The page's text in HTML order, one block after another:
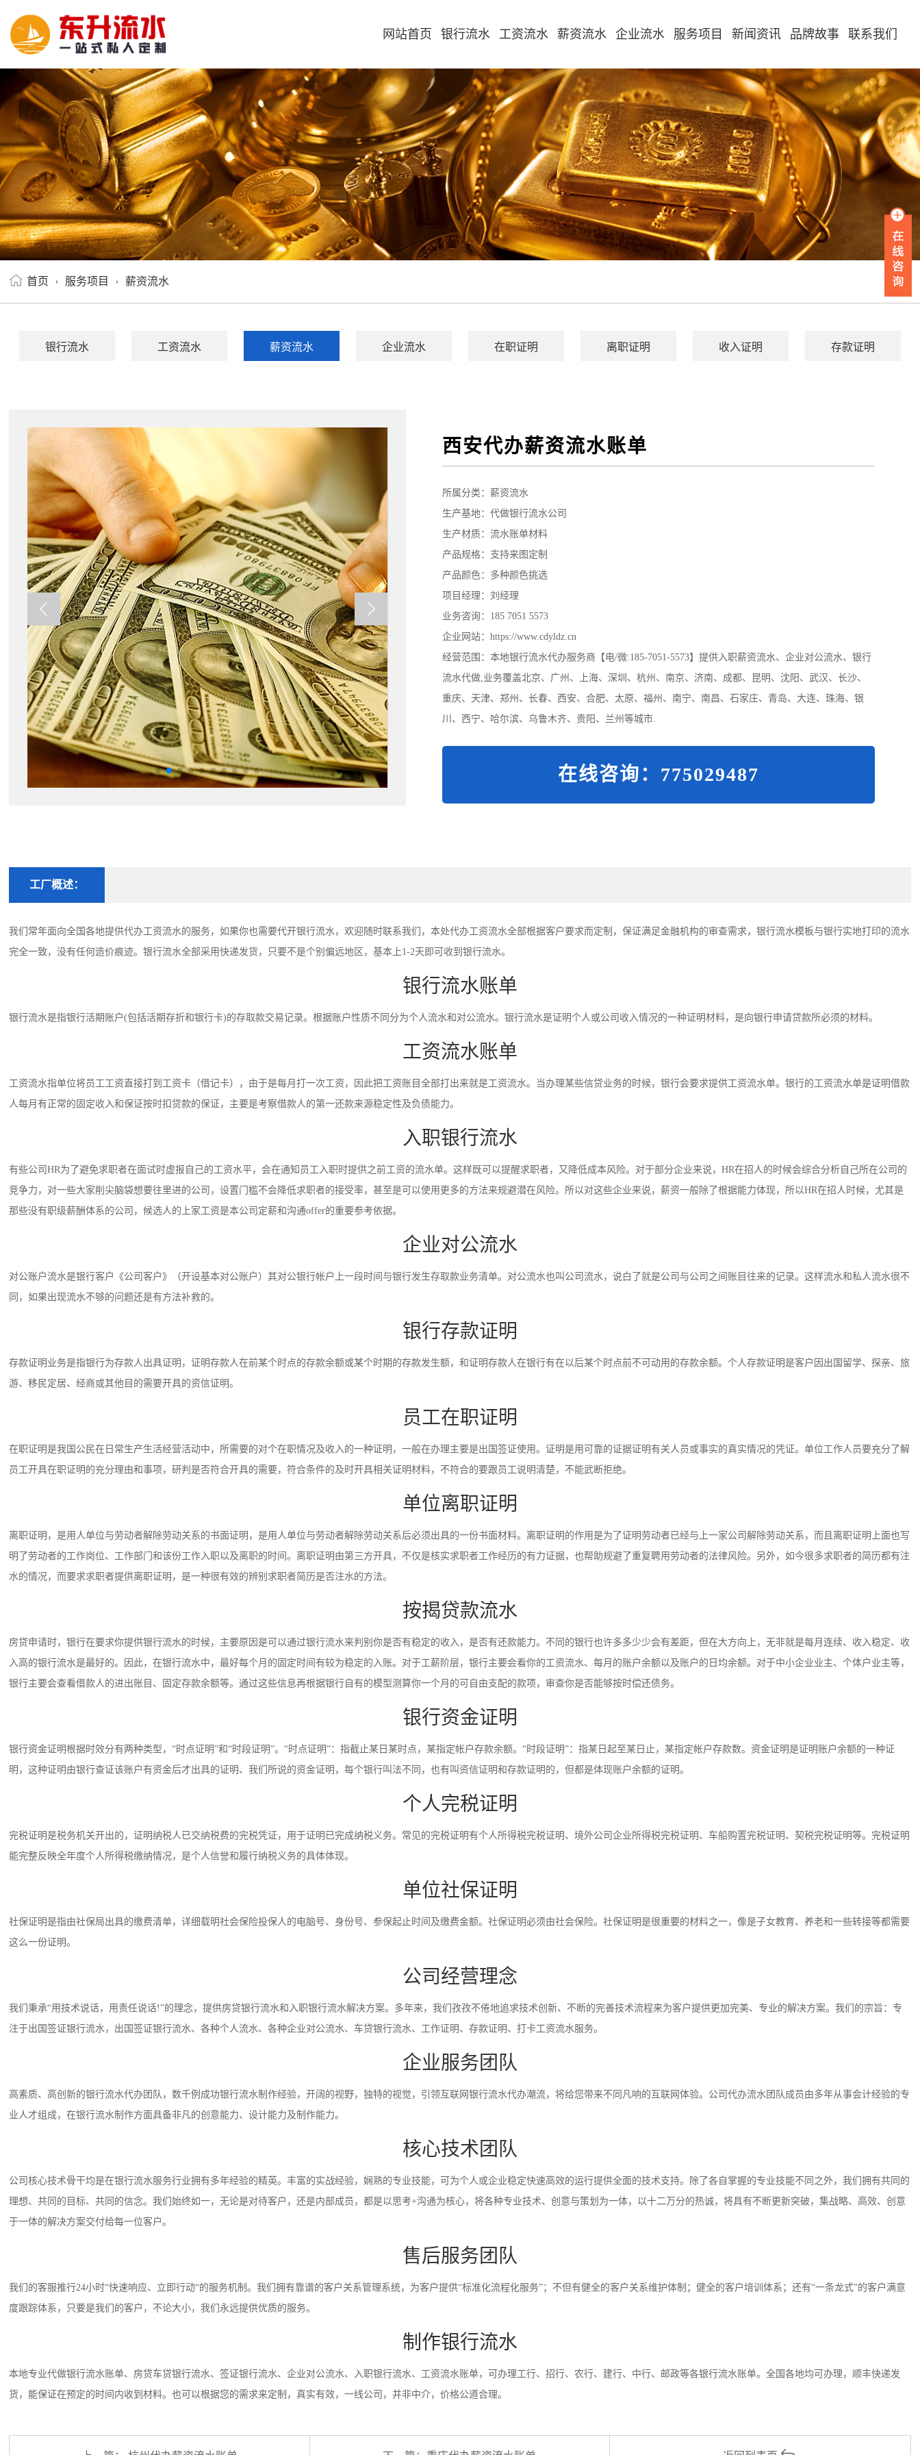
网站首页 银行流水 工资流水 薪资流水 企业流水 服务项目 新闻资讯 品牌故事 联系我们
首页 服务项目 薪资流水
银行流水 工资流水 薪资流水 企业流水 在职证明 离职证明 收入证明 存款证明
西安代办薪资流水账单
所属分类： 薪资流水
生产基地：代做银行流水公司
生产材质：流水账单材料
产品规格：支持来图定制
产品颜色：多种颜色挑选
项目经理：刘经理
业务咨询：185 7051 5573
企业网站：https://www.cdyldz.cn
经营范围：本地银行流水代办服务商【电/微:185-7051-5573】提供入职薪资流水、企业对公流水、银行
流水代做,业务覆盖北京、广州、上海、深圳、杭州、南京、济南、成都、昆明、沈阳、武汉、长沙、
重庆、天津、郑州、长春、西安、合肥、太原、福州、南宁、南昌、石家庄、青岛、大连、珠海、银
川、西宁、哈尔滨、乌鲁木齐、贵阳、兰州等城市.
在线咨询：775029487
工厂概述：
我们常年面向全国各地提供代办工资流水的服务，如果你也需要代开银行流水，欢迎随时联系我们，本处代办工资流水全部根据客户要求而定制，保证满足金融机构的审查需求，银行流水模板与银行实地打印的流水
完全一致，没有任何造价痕迹。银行流水全部采用快递发货，只要不是个别偏远地区，基本上1-2天即可收到银行流水。
银行流水账单
银行流水是指银行活期账户(包括活期存折和银行卡)的存取款交易记录。根据账户性质不同分为个人流水和对公流水。银行流水是证明个人或公司收入情况的一种证明材料，是向银行申请贷款所必须的材料。
工资流水账单
工资流水指单位将员工工资直接打到工资卡（借记卡），由于是每月打一次工资，因此把工资账目全部打出来就是工资流水。当办理某些信贷业务的时候，银行会要求提供工资流水单。银行的工资流水单是证明借款
人每月有正常的固定收入和保证按时扣贷款的保证，主要是考察借款人的第一还款来源稳定性及负债能力。
入职银行流水
有些公司HR为了避免求职者在面试时虚报自己的工资水平，会在通知员工入职时提供之前工资的流水单。这样既可以提醒求职者，又降低成本风险。对于部分企业来说，HR在招人的时候会综合分析自己所在公司的
竞争力，对一些大家削尖脑袋想要往里进的公司，设置门槛不会降低求职者的接受率，甚至是可以使用更多的方法来规避潜在风险。所以对这些企业来说，薪资一般除了根据能力体现，所以HR在招人时候，尤其是
那些没有职级薪酬体系的公司，候选人的上家工资是本公司定薪和沟通offer的重要参考依据。
企业对公流水
对公账户流水是银行客户《公司客户》（开设基本对公账户）其对公银行帐户上一段时间与银行发生存取款业务清单。对公流水也叫公司流水，说白了就是公司与公司之间账目往来的记录。这样流水和私人流水很不
同，如果出现流水不够的问题还是有方法补救的。
银行存款证明
存款证明业务是指银行为存款人出具证明，证明存款人在前某个时点的存款余额或某个时期的存款发生额，和证明存款人在银行有在以后某个时点前不可动用的存款余额。个人存款证明是客户因出国留学、探亲、旅
游、移民定居、经商或其他目的需要开具的资信证明。
员工在职证明
在职证明是我国公民在日常生产生活经营活动中，所需要的对个在职情况及收入的一种证明，一般在办理主要是出国签证使用。证明是用可靠的证据证明有关人员或事实的真实情况的凭证。单位工作人员要充分了解
员工开具在职证明的充分理由和事项，研判是否符合开具的需要，符合条件的及时开具相关证明材料，不符合的要跟员工说明清楚，不能武断拒绝。
单位离职证明
离职证明，是用人单位与劳动者解除劳动关系的书面证明，是用人单位与劳动者解除劳动关系后必须出具的一份书面材料。离职证明的作用是为了证明劳动者已经与上一家公司解除劳动关系，而且离职证明上面也写
明了劳动者的工作岗位、工作部门和该份工作入职以及离职的时间。离职证明由第三方开具，不仅是核实求职者工作经历的有力证据，也帮助规避了重复聘用劳动者的法律风险。另外，如今很多求职者的简历都有注
水的情况，而要求求职者提供离职证明，是一种很有效的辨别求职者简历是否注水的方法。
按揭贷款流水
房贷申请时，银行在要求你提供银行流水的时候，主要原因是可以通过银行流水来判别你是否有稳定的收入，是否有还款能力。不同的银行也许多多少少会有差距，但在大方向上，无非就是每月连续、收入稳定、收
入高的银行流水是最好的。因此，在银行流水中，最好每个月的固定时间有较为稳定的入账。对于工薪阶层，银行主要会看你的工资流水、每月的账户余额以及账户的日均余额。对于中小企业业主、个体户业主等，
银行主要会查看借款人的进出账目、固定存款余额等。通过这些信息再根据银行自有的模型测算你一个月的可自由支配的款项，审查你是否能够按时偿还债务。
银行资金证明
银行资金证明根据时效分有两种类型，“时点证明”和“时段证明”。“时点证明”：指截止某日某时点，某指定帐户存款余额。“时段证明”：指某日起至某日止，某指定帐户存款数。资金证明是证明账户余额的一种证
明，这种证明由银行查证该账户有资金后才出具的证明、我们所说的资金证明，每个银行叫法不同，也有叫资信证明和存款证明的，但都是体现账户余额的证明。
个人完税证明
完税证明是税务机关开出的，证明纳税人已交纳税费的完税凭证，用于证明已完成纳税义务。常见的完税证明有个人所得税完税证明、境外公司企业所得税完税证明、车船购置完税证明、契税完税证明等。完税证明
能完整反映全年度个人所得税缴纳情况，是个人信誉和履行纳税义务的具体体现。
单位社保证明
社保证明是指由社保局出具的缴费清单，详细载明社会保险投保人的电脑号、身份号、参保起止时间及缴费金额。社保证明必须由社会保险。社保证明是很重要的材料之一，像是子女教育、养老和一些转接等都需要
这么一份证明。
公司经营理念
我们秉承“用技术说话，用责任说话!”的理念，提供房贷银行流水和入职银行流水解决方案。多年来，我们孜孜不倦地追求技术创新、不断的完善技术流程来为客户提供更加完美、专业的解决方案。我们的宗旨：专
注于出国签证银行流水，出国签证银行流水、各种个人流水、各种企业对公流水、车贷银行流水、工作证明、存款证明、打卡工资流水服务。
企业服务团队
高素质、高创新的银行流水代办团队，数千例成功银行流水制作经验，开阔的视野，独特的视觉，引领互联网银行流水代办潮流，将给您带来不同凡响的互联网体验。公司代办流水团队成员由多年从事会计经验的专
业人才组成，在银行流水制作方面具备非凡的创意能力、设计能力及制作能力。
核心技术团队
公司核心技术骨干均是在银行流水服务行业拥有多年经验的精英。丰富的实战经验，娴熟的专业技能，可为个人或企业稳定快速高效的运行提供全面的技术支持。除了各自掌握的专业技能不同之外，我们拥有共同的
理想、共同的目标、共同的信念。我们始终如一，无论是对待客户，还是内部成员，都是以思考+沟通为核心，将各种专业技术、创意与策划为一体，以十二万分的热诚，将具有不断更新突破，集战略、高效、创意
于一体的解决方案交付给每一位客户。
售后服务团队
我们的客服推行24小时“快速响应、立即行动“的服务机制。我们拥有靠谱的客户关系管理系统，为客户提供“标准化流程化服务”；不但有健全的客户关系维护体制；健全的客户培训体系；还有“一条龙式”的客户满意
度跟踪体系，只要是我们的客户，不论大小，我们永远提供优质的服务。
制作银行流水
本地专业代做银行流水账单、房贷车贷银行流水、签证银行流水、企业对公流水、入职银行流水、工资流水账单，可办理工行、招行、农行、建行、中行、邮政等各银行流水账单。全国各地均可办理，顺丰快递发
货，能保证在预定的时间内收到材料。也可以根据您的需求来定制，真实有效，一线公司，并非中介，价格公道合理。